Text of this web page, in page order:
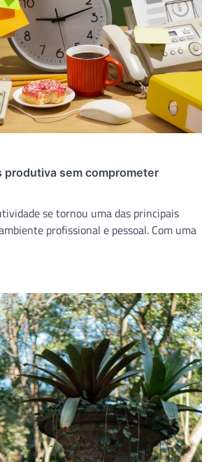
produtiva sem comprometer
se tornou uma das principais
profissional e pessoal. Com uma